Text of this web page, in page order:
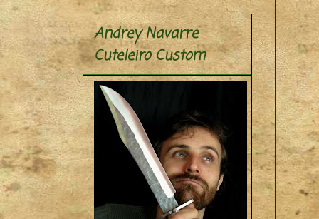
Andrey Navarre
Cuteleiro Custom